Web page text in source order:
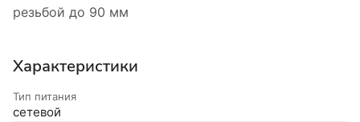
резьбой до 90 мм
Характеристики
Тип питания
сетевой